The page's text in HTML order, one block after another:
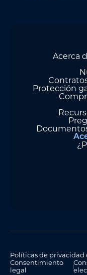
Acerca
Protección
Políticas de privacidad
Consentimiento
legal